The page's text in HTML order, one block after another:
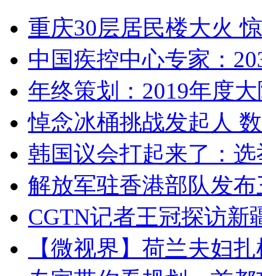
重庆30层居民楼大火
中国疾控中心专家：
年终策划：2019年度
悼念冰桶挑战发起人
韩国议会打起来了：
解放军驻香港部队发
CGTN记者王冠探访新
【微视界】荷兰夫妇